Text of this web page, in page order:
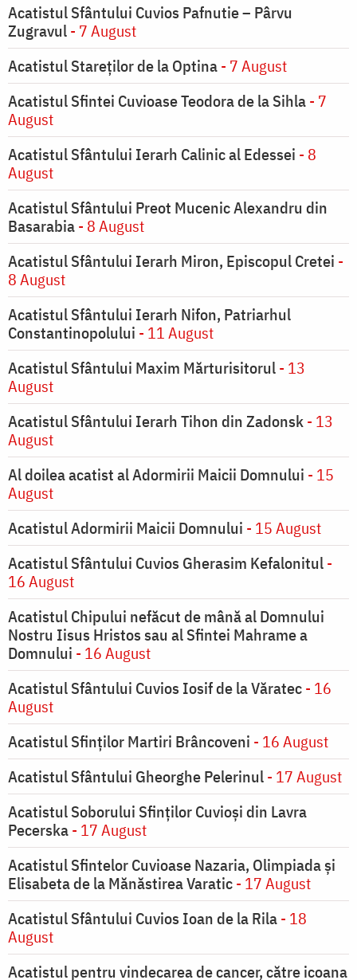
Acatistul Sfântului Cuvios Pafnutie – Pârvu
Zugravul- 7 August
Acatistul Stareţilor de la Optina- 7 August
Acatistul Sfintei Cuvioase Teodora de la Sihla- 7
August
Acatistul Sfântului Ierarh Calinic al Edessei - 8
August
Acatistul Sfântului Preot Mucenic Alexandru din
Basarabia- 8 August
Acatistul Sfântului Ierarh Miron, Episcopul Cretei -
8 August
Acatistul Sfântului Ierarh Nifon, Patriarhul
Constantinopolului - 11 August
Acatistul Sfântului Maxim Mărturisitorul- 13
August
Acatistul Sfântului Ierarh Tihon din Zadonsk- 13
August
Al doilea acatist al Adormirii Maicii Domnului - 15
August
Acatistul Adormirii Maicii Domnului - 15 August
Acatistul Sfântului Cuvios Gherasim Kefalonitul-
16 August
Acatistul Chipului nefăcut de mână al Domnului
Nostru Iisus Hristos sau al Sfintei Mahrame a
Domnului - 16 August
Acatistul Sfântului Cuvios Iosif de la Văratec- 16
August
Acatistul Sfinților Martiri Brâncoveni - 16 August
Acatistul Sfântului Gheorghe Pelerinul- 17 August
Acatistul Soborului Sfinților Cuvioși din Lavra
Pecerska- 17 August
Acatistul Sfintelor Cuvioase Nazaria, Olimpiada și
Elisabeta de la Mănăstirea Varatic- 17 August
Acatistul Sfântului Cuvios Ioan de la Rila- 18
August
Acatistul pentru vindecarea de cancer, către icoana